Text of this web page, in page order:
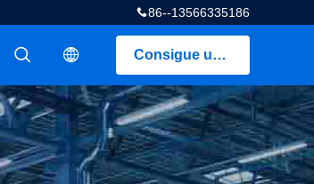
86--13566335186
Consigue una cotización
描述
描述